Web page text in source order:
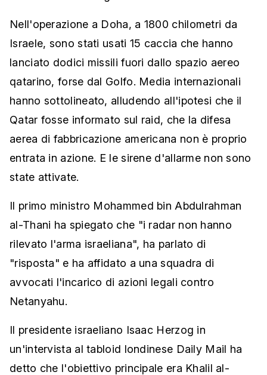
Nell'operazione a Doha, a 1800 chilometri da
Israele, sono stati usati 15 caccia che hanno
lanciato dodici missili fuori dallo spazio aereo
qatarino, forse dal Golfo. Media internazionali
hanno sottolineato, alludendo all'ipotesi che il
Qatar fosse informato sul raid, che la difesa
aerea di fabbricazione americana non è proprio
entrata in azione. E le sirene d'allarme non sono
state attivate.
Il primo ministro Mohammed bin Abdulrahman
al-Thani ha spiegato che "i radar non hanno
rilevato l'arma israeliana", ha parlato di
"risposta" e ha affidato a una squadra di
avvocati l'incarico di azioni legali contro
Netanyahu.
Il presidente israeliano Isaac Herzog in
un'intervista al tabloid londinese Daily Mail ha
detto che l'obiettivo principale era Khalil al-